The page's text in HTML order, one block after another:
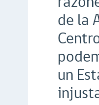
de la
un